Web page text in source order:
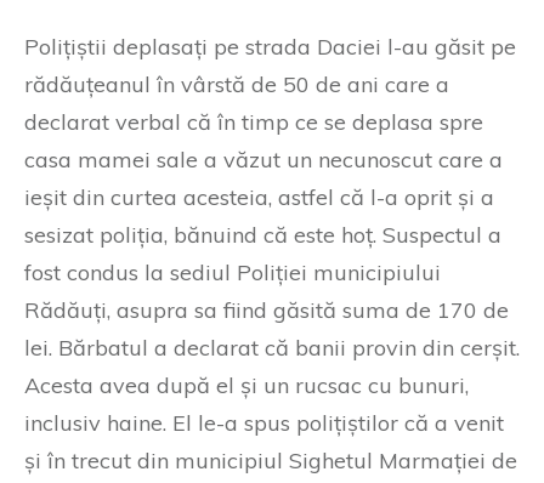
Polițiștii deplasați pe strada Daciei l-au găsit pe
rădăuțeanul în vârstă de 50 de ani care a
declarat verbal că în timp ce se deplasa spre
casa mamei sale a văzut un necunoscut care a
ieșit din curtea acesteia, astfel că l-a oprit și a
sesizat poliția, bănuind că este hoț. Suspectul a
fost condus la sediul Poliției municipiului
Rădăuți, asupra sa fiind găsită suma de 170 de
lei. Bărbatul a declarat că banii provin din cerșit.
Acesta avea după el și un rucsac cu bunuri,
inclusiv haine. El le-a spus polițiștilor că a venit
și în trecut din municipiul Sighetul Marmației de